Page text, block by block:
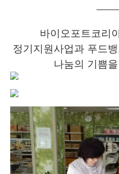
바이오포트코리
정기지원사업과 푸드
나눔의 기쁨